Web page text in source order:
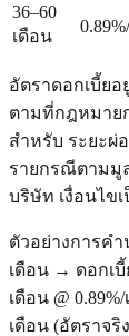
36–60
เดือน
อัตราดอกเบี้ยอ
ตามที่กฎหมาย
สำหรับ ระยะผ่
รายกรณีตามมู
บริษัท เงื่อนไข
ตัวอย่างการคำ
เดือน → ดอกเบี้
เดือน @
เดือน (อัตราจ